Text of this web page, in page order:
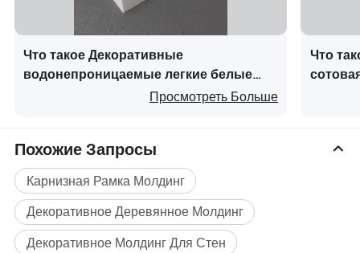
расколется, не колет, не колет, не ракует, или
деламинировать
6. Легкий, высокоэлементный
Профиль компании
1. Несколько линий экструзионного производства
различных спецификаций и моделей, современное
оборудование для обеспечения высокого качества
продукции.
Что такое Декоративные
водонепроницаемые легкие белые
ПВХ формованные балюстрады для
Просмотреть Больше
Что
Похожие Запросы
Карнизная Рамка Молдинг
Декоративное Деревянное Молдинг
Декоративное Молдинг Для Стен